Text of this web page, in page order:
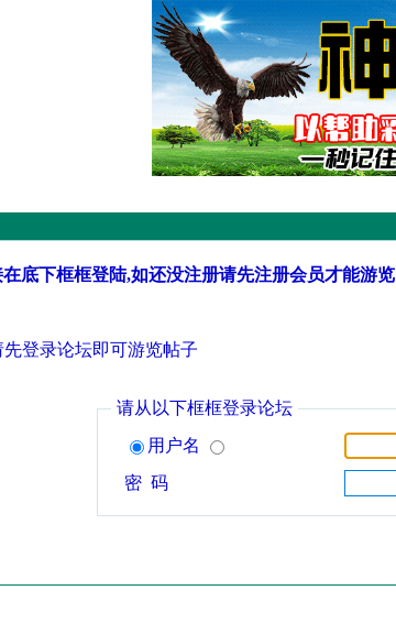
底下框框登陆,如还没注册请先注册会员才能游览
登录论坛即可游览帖子
请从以下框框登录论坛
用户名
密 码